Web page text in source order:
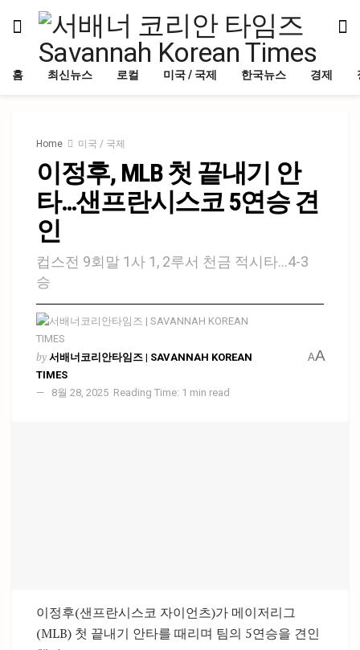
홈 최신뉴스 로컬 미국 / 국제 한국뉴스 경제
Home 미국 / 국제
이정후, MLB 첫 끝내기 안
타…샌프란시스코 5연승 견
인
컵스전 9회말 1사 1, 2루서 천금 적시타…4-3
승
by 서배너코리안타임즈 | SAVANNAH KOREAN
TIMES
8월 28, 2025 Reading Time: 1 min read
AA
이정후(샌프란시스코 자이언츠)가 메이저리그
(MLB) 첫 끝내기 안타를 때리며 팀의 5연승을 견인